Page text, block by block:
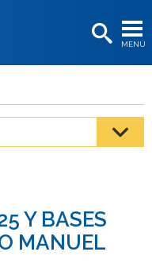
MENÚ
os Y BASES
MANUEL